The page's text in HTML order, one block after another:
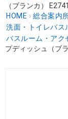
（ブランカ）
HOME › 総合案内
洗面・トイレバス
バスルーム・アク
プディッシュ（ブ